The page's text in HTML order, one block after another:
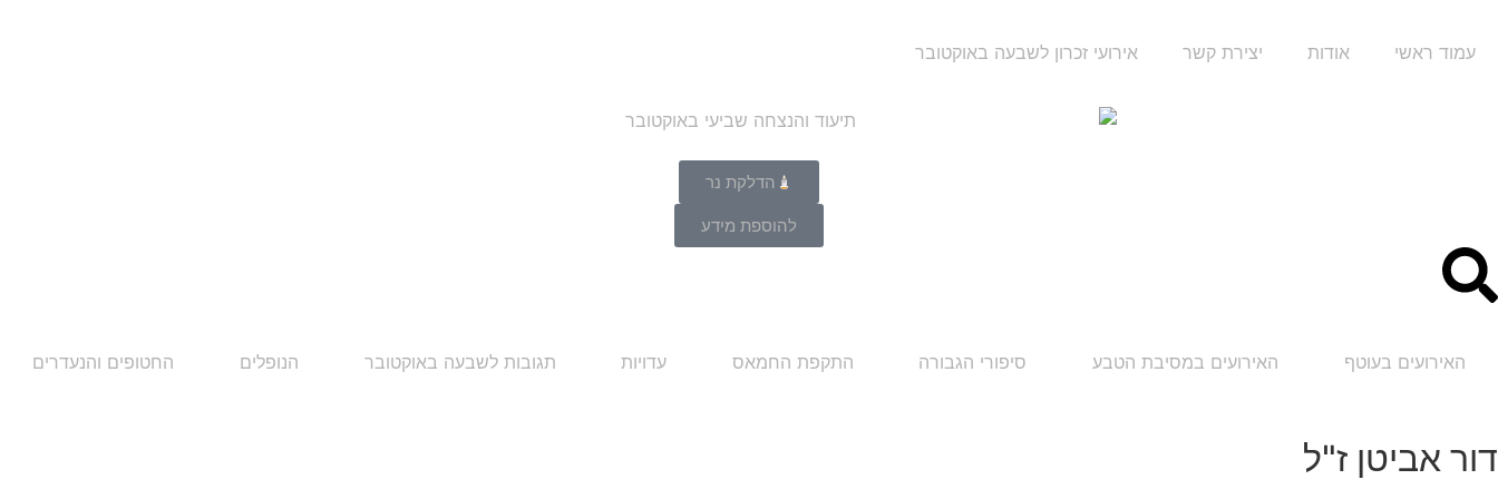
עמוד ראשי אודות יצירת קשר אירועי זכרון לשבעה באוקטובר
הדלקת נר
להוספת מידע
האירועים בעוטף האירועים במסיבת הטבע סיפורי הגבורה התקפת החמאס עדויות תגובות לשבעה באוקטובר הנופלים החטופים והנעדרים
דור אביטן ז"ל